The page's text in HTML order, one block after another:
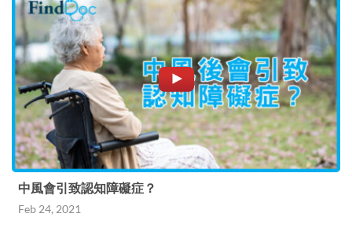
中風會引致認知障礙症？
Feb 24, 2021